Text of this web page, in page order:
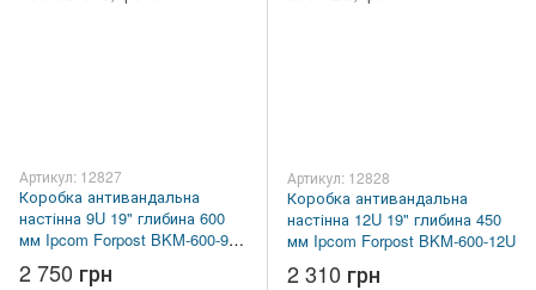
Артикул: 12827
Коробка антивандальна
настінна 9U 19" глибина 600
мм Ipcom Forpost BKM-600-9U-
600
2 750 грн
Артикул: 12828
Коробка антивандальна
настінна 12U 19" глибина 450
мм Ipcom Forpost BKM-600-12U
2 310 грн